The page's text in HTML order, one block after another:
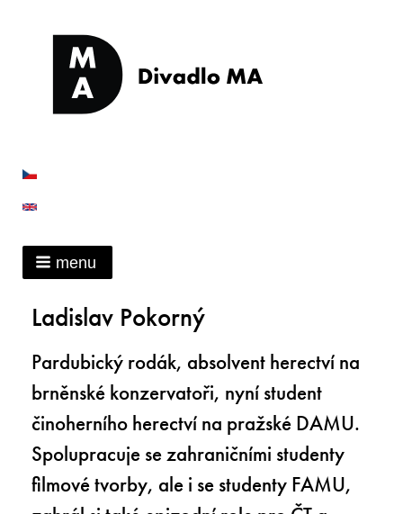
menu
Ladislav Pokorný
Pardubický rodák, absolvent herectví na
brněnské konzervatoři, nyní student
činoherního herectví na pražské DAMU.
Spolupracuje se zahraničními studenty
filmové tvorby, ale i se studenty FAMU,